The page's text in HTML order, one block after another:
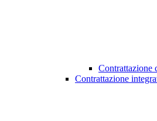
Contrattazione
Contrattazione